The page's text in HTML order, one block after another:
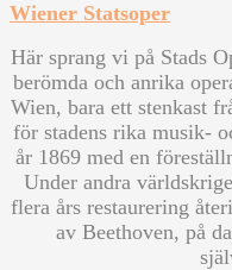
Wiener Statsoper
Här sprang vi på Stads
berömda och anrika
Wien, bara ett stenkast
för stadens rika musik-
år 1869 med en
Under andra
flera års restaurering
av Beethoven, på